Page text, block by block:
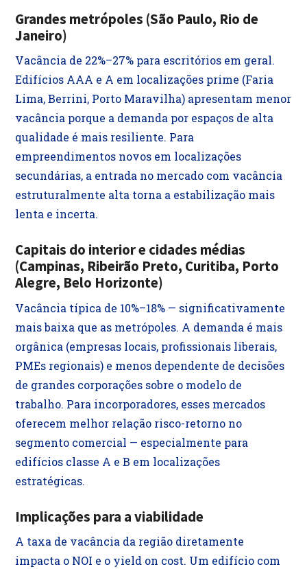
Grandes metrópoles (São Paulo, Rio de
Janeiro)
Vacância de 22%–27% para escritórios em geral.
Edifícios AAA e A em localizações prime (Faria
Lima, Berrini, Porto Maravilha) apresentam menor
vacância porque a demanda por espaços de alta
qualidade é mais resiliente. Para
empreendimentos novos em localizações
secundárias, a entrada no mercado com vacância
estruturalmente alta torna a estabilização mais
lenta e incerta.
Capitais do interior e cidades médias
(Campinas, Ribeirão Preto, Curitiba, Porto
Alegre, Belo Horizonte)
Vacância típica de 10%–18% — significativamente
mais baixa que as metrópoles. A demanda é mais
orgânica (empresas locais, profissionais liberais,
PMEs regionais) e menos dependente de decisões
de grandes corporações sobre o modelo de
trabalho. Para incorporadores, esses mercados
oferecem melhor relação risco-retorno no
segmento comercial — especialmente para
edifícios classe A e B em localizações
estratégicas.
Implicações para a viabilidade
A taxa de vacância da região diretamente
impacta o NOI e o yield on cost. Um edifício com